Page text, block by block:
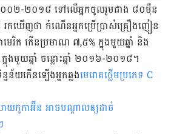
២០០២-២០១៨ ទៅ​លើអ្នក​ចូល​រួម​ជាង ៨០ម៉ឺន​
រក​ឃើញ​ថា កំណើន​អ្នក​ប្រើ​ប្រាស់់​គ្រឿង​ញៀន​
រិក កើន​ប្រមាណ ៧,៥% ក្នុង​មួយ​ឆ្នាំ និង​
នុង​មួយ​ឆ្នាំ ចន្លោះ​ឆ្នាំ ២០១៦-២០១៨។
ន័យកើន​ឡើង​អ្នក​ឆ្លង​មេរោគ​ថ្លើម​ប្រភេទ C
យកូកាអ៊ីន អាចបណ្ដាលឲ្យដាច់